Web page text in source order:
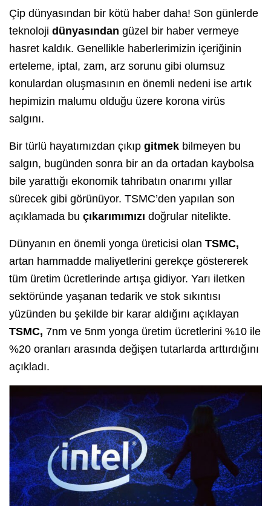
Çip dünyasından bir kötü haber daha! Son günlerde
teknoloji dünyasından güzel bir haber vermeye
hasret kaldık. Genellikle haberlerimizin içeriğinin
erteleme, iptal, zam, arz sorunu gibi olumsuz
konulardan oluşmasının en önemli nedeni ise artık
hepimizin malumu olduğu üzere korona virüs
salgını.
Bir türlü hayatımızdan çıkıp gitmek bilmeyen bu
salgın, bugünden sonra bir an da ortadan kaybolsa
bile yarattığı ekonomik tahribatın onarımı yıllar
sürecek gibi görünüyor. TSMC’den yapılan son
açıklamada bu çıkarımımızı doğrular nitelikte.
Dünyanın en önemli yonga üreticisi olan TSMC,
artan hammadde maliyetlerini gerekçe göstererek
tüm üretim ücretlerinde artışa gidiyor. Yarı iletken
sektöründe yaşanan tedarik ve stok sıkıntısı
yüzünden bu şekilde bir karar aldığını açıklayan
TSMC, 7nm ve 5nm yonga üretim ücretlerini %10 ile
%20 oranları arasında değişen tutarlarda arttırdığını
açıkladı.